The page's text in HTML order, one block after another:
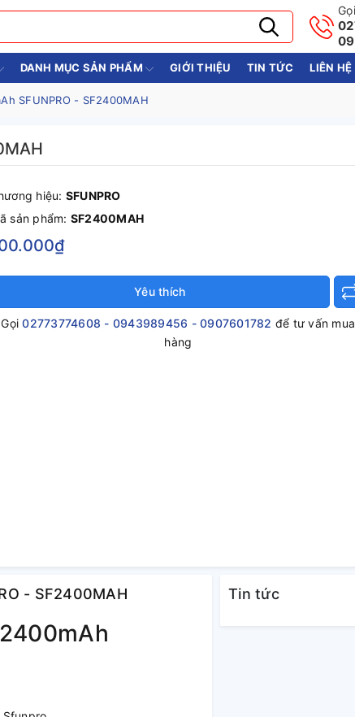
DANH MỤC SẢN PHẨM GIỚI THIỆU TIN TỨC LIÊN HỆ
SFUNPRO - SF2400MAH
hiệu: SFUNPRO
sản phẩm: SF2400MAH
Yêu thích
Gọi02773774608 - 0943989456 - 0907601782 để tư vấn mua
hàng
- SF2400MAH Tin tức